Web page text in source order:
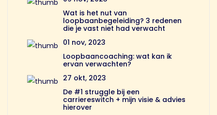
Wat is het nut van
loopbaanbegeleiding? 3 redenen
die je vast niet had verwacht
01 nov, 2023
Loopbaancoaching: wat kan ik
ervan verwachten?
27 okt, 2023
De #1 struggle bij een
carriereswitch + mijn visie & advies
hierover